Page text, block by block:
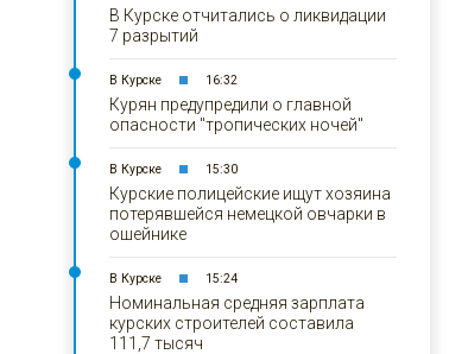
В Курске отчитались о ликвидации
7 разрытий
В Курске 16:32
Курян предупредили о главной
опасности "тропических ночей"
В Курске 15:30
Курские полицейские ищут хозяина
потерявшейся немецкой овчарки в
ошейнике
В Курске 15:24
Номинальная средняя зарплата
курских строителей составила
111,7 тысяч